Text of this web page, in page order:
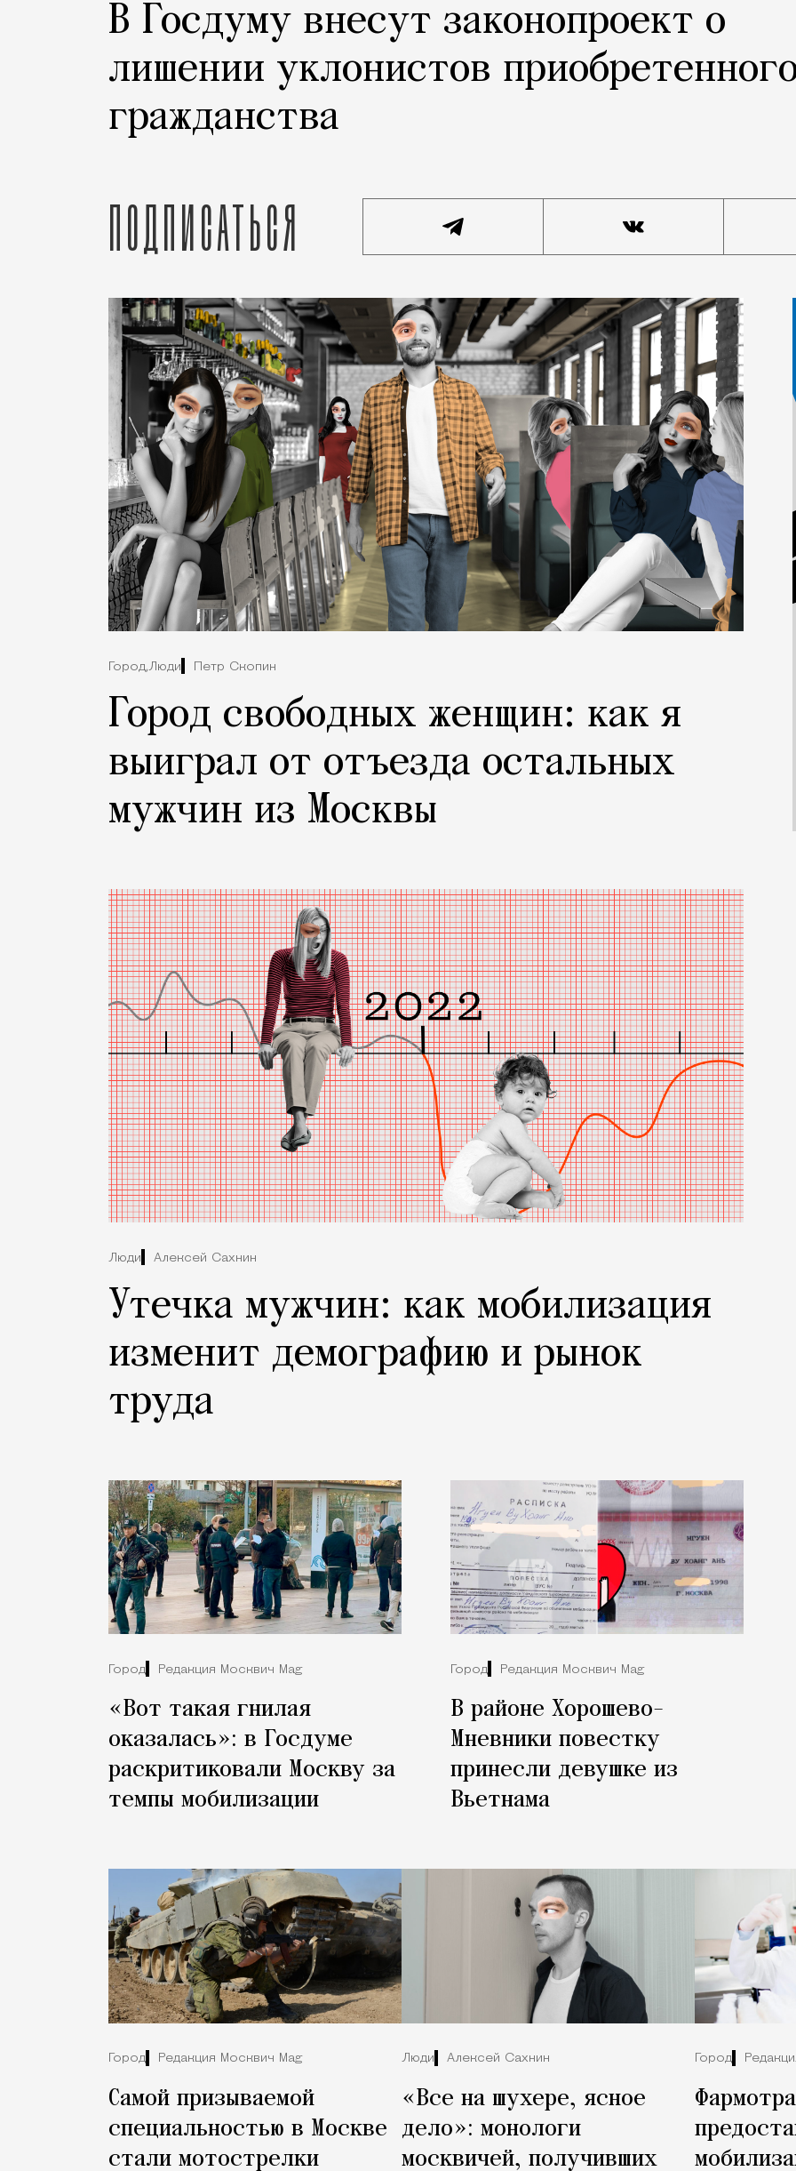
В Госдуму внесут законопроект о
лишении уклонистов
гражданства
Подписаться
Город,Люди Петр Скопин
Город свободных женщин: как я
выиграл от отъезда остальных
мужчин из Москвы
Люди Алексей Сахнин
Утечка мужчин: как мобилизация
изменит демографию и рынок
труда
Город Редакция Москвич Mag
«Вот такая гнилая
оказалась»: в Госдуме
раскритиковали Москву за
темпы мобилизации
Город Редакция Москвич Mag
В районе Хорошево-
Мневники повестку
принесли девушке из
Вьетнама
Город Редакция Москвич Mag
Самой призываемой
специальностью в Москве
стали мотострелки
Люди Алексей Сахнин
«Все на шухере, ясное
дело»: монологи
москвичей, получивших
Город